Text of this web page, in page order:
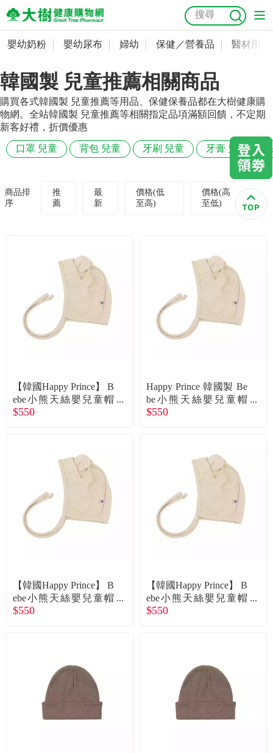
嬰幼奶粉
嬰幼尿布
婦幼
保健／營養品
食品／健康食補
寵物
優惠活動
關於我們
會員專區
折價券、紅利說明
抗菌 尿布 大樹獨家 益生菌 魚油 幼兒米餅
奶瓶奶嘴
會員資料及密碼修改
常用收件人清單
訂單查詢
收藏清單
登入
嬰幼奶粉 嬰幼尿布 婦幼 保健／營養品 醫材用品
韓國製 兒童推薦相關商品
購買各式韓國製 兒童推薦等用品、保健保養品都在大樹健康購
物網。全站韓國製 兒童推薦等相關指定品項滿額回饋，不定期
新客好禮，折價優惠
口罩 兒童 背包 兒童 牙刷 兒童 牙膏 兒童
商品排
序
推
薦
最
新
價格(低
至高)
價格(高
至低)
【韓國Happy Prince】 B
ebe小熊天絲嬰兒童帽
(兩色可選) 奶白46 廠商
$550
Happy Prince 韓國製 Be
be小熊天絲嬰兒童帽
(兩色可選) 奶白48 廠商
$550
【韓國Happy Prince】 B
ebe小熊天絲嬰兒童帽
(兩色可選) 咖啡46 廠商
$550
【韓國Happy Prince】 B
ebe小熊天絲嬰兒童帽
(兩色可選) 咖啡48 廠商
$550